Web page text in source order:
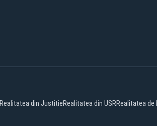
Realitatea din JustitieRealitatea din USRRealitatea de